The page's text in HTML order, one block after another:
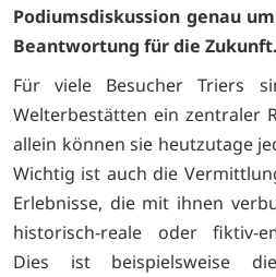
Podiumsdiskussion genau
Beantwortung für die Zukunft.
Für viele Besucher Triers
Welterbestätten ein zentraler
allein können sie heutzutage
Wichtig ist auch die
Erlebnisse, die mit ihnen
historisch-reale oder fiktiv-
Dies ist beispielsweise